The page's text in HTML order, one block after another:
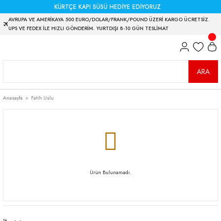
KÜRTÇE KAPI SÜSÜ HEDİYE EDİYORUZ
AVRUPA VE AMERİKAYA 500 EURO/DOLAR/FRANK/POUND ÜZERİ KARGO ÜCRETSİZ.
UPS VE FEDEX İLE HIZLI GÖNDERİM. YURTDIŞI 8-10 GÜN TESLİMAT
ARA
Anasayfa Fatih Uslu
Ürün Bulunamadı.